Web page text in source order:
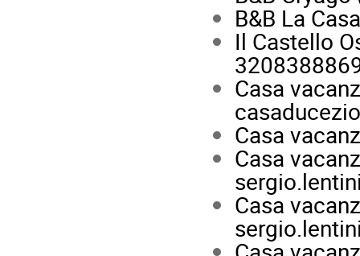
B&B La
Il Castello
Casa
Casa
Casa
Casa